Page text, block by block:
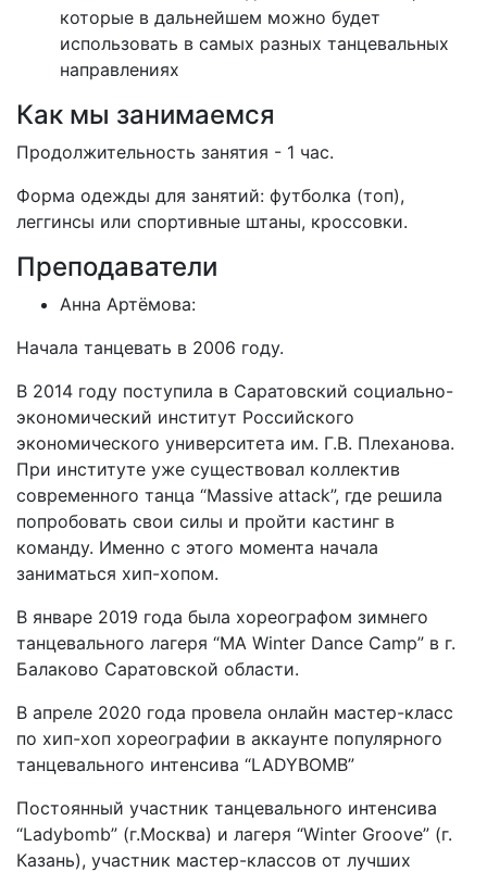
которые в дальнейшем можно будет
использовать в самых разных танцевальных
направлениях
Как мы занимаемся
Продолжительность занятия - 1 час.
Форма одежды для занятий: футболка (топ),
леггинсы или спортивные штаны, кроссовки.
Преподаватели
Анна Артёмова:
Начала танцевать в 2006 году.
В 2014 году поступила в Саратовский социально-
экономический институт Российского
экономического университета им. Г.В. Плеханова.
При институте уже существовал коллектив
современного танца “Massive attack”, где решила
попробовать свои силы и пройти кастинг в
команду. Именно с этого момента начала
заниматься хип-хопом.
В январе 2019 года была хореографом зимнего
танцевального лагеря “MA Winter Dance Camp” в г.
Балаково Саратовской области.
В апреле 2020 года провела онлайн мастер-класс
по хип-хоп хореографии в аккаунте популярного
танцевального интенсива “LADYBOMB”
Постоянный участник танцевального интенсива
“Ladybomb” (г.Москва) и лагеря “Winter Groove” (г.
Казань), участник мастер-классов от лучших